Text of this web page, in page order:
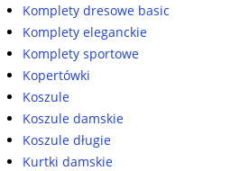
Komplety dresowe basic
Komplety eleganckie
Komplety sportowe
Kopertówki
Koszule
Koszule damskie
Koszule długie
Kurtki damskie